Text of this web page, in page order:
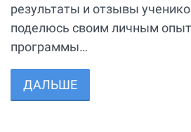
результаты и отзывы
поделюсь своим личным
программы…
ДАЛЬШЕ